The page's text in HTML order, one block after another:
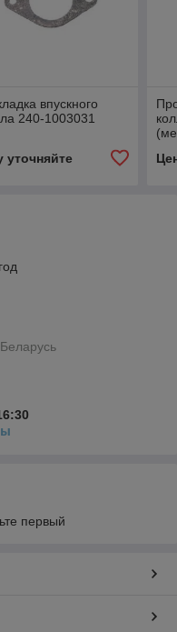
впускного
240-1003031
уточняйте
первый